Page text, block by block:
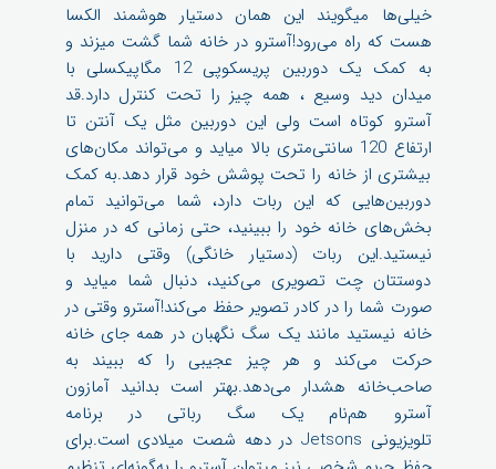
خیلی‌ها میگویند این همان دستیار هوشمند الکسا
هست که راه می‌رود!آسترو در خانه شما گشت میزند و
به کمک یک دوربین پریسکوپی 12 مگاپیکسلی با
میدان دید وسیع ، همه چیز را تحت کنترل دارد.قد
آسترو کوتاه است ولی این دوربین مثل یک آنتن تا
ارتفاع 120 سانتی‌متری بالا میاید و می‌تواند مکان‌های
بیشتری از خانه را تحت پوشش خود قرار دهد.به کمک
دوربین‌هایی که این ربات دارد، شما می‌توانید تمام
بخش‌های خانه خود را ببینید، حتی زمانی که در منزل
نیستید.این ربات (دستیار خانگی) وقتی دارید با
دوستتان چت تصویری می‌کنید، دنبال شما میاید و
صورت شما را در کادر تصویر حفظ می‌کند!آسترو وقتی در
خانه نیستید مانند یک سگ نگهبان در همه جای خانه
حرکت می‌کند و هر چیز عجیبی را که ببیند به
صاحب‌خانه هشدار می‌دهد.بهتر است بدانید آمازون
آسترو هم‌نام یک سگ رباتی در برنامه
تلویزیونی Jetsons در دهه شصت میلادی است.برای